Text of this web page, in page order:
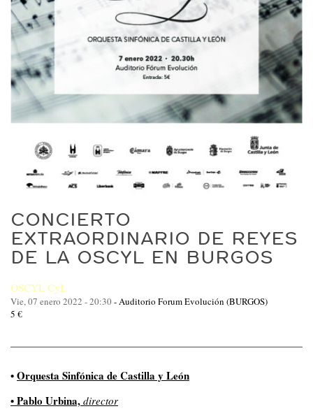
CONCIERTO
EXTRAORDINARIO DE REYES
DE LA OSCYL EN BURGOS
OSCYL CyL
Vie, 07 enero 2022 - 20:30-Auditorio Forum Evolución (BURGOS)
5 €
•Orquesta Sinfónica de Castilla y León
• Pablo Urbina, director